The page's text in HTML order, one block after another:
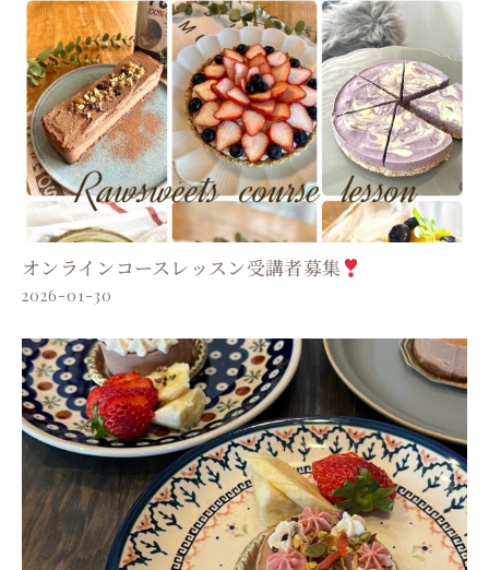
オンラインコースレッスン受講者募集
2026-01-30